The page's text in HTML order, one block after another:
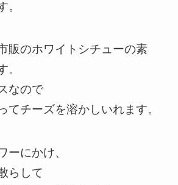
。
販のホワイトシチューの素
。
なので
てチーズを溶かしいれます。
ーにかけ、
らして